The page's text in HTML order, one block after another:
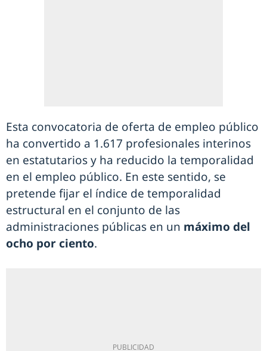
Esta convocatoria de oferta de empleo público
ha convertido a 1.617 profesionales interinos
en estatutarios y ha reducido la temporalidad
en el empleo público. En este sentido, se
pretende fijar el índice de temporalidad
estructural en el conjunto de las
administraciones públicas en un máximo del
ocho por ciento.